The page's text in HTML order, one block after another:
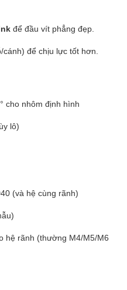
để đầu vít phẳng đẹp.
cánh) để chịu lực tốt hơn.
cho nhôm định hình
lô)
(và hệ cùng rãnh)
hệ rãnh (thường M4/M5/M6